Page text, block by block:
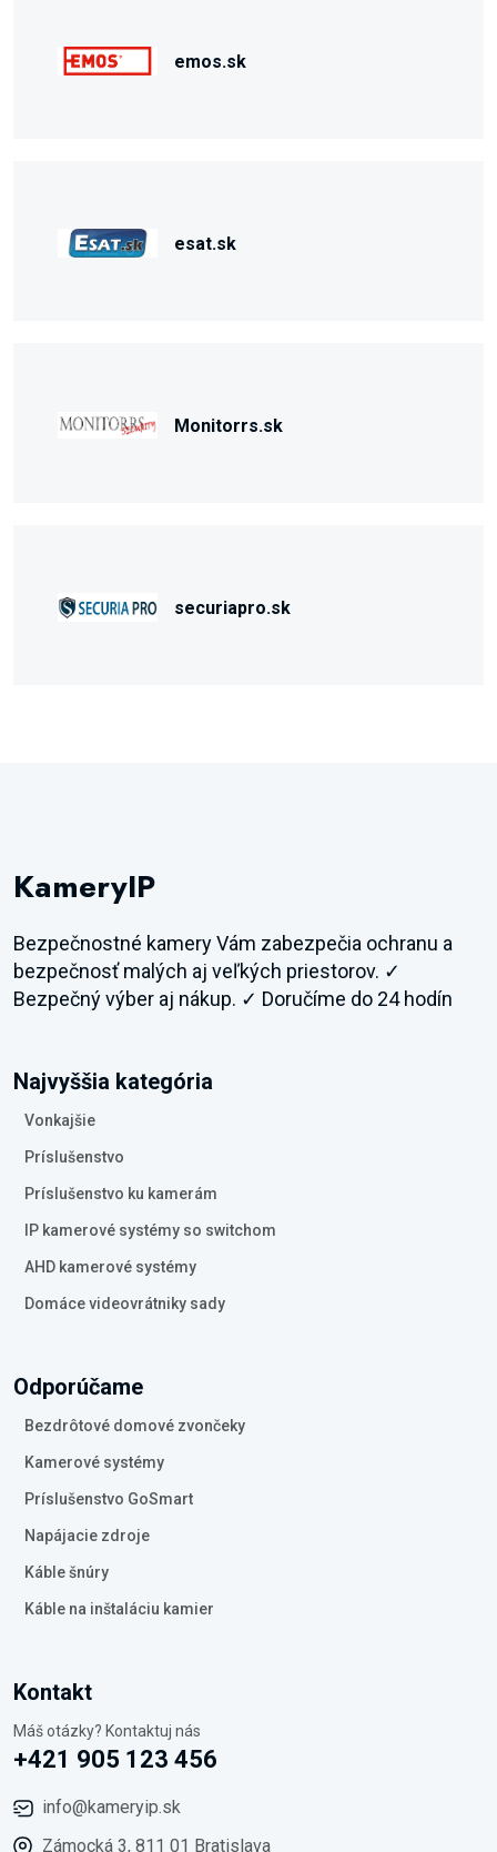
emos.sk
esat.sk
Monitorrs.sk
securiapro.sk
KameryIP
Bezpečnostné kamery Vám zabezpečia ochranu a
bezpečnosť malých aj veľkých priestorov. ✓
Bezpečný výber aj nákup. ✓ Doručíme do 24 hodín
Najvyššia kategória
Vonkajšie
Príslušenstvo
Príslušenstvo ku kamerám
IP kamerové systémy so switchom
AHD kamerové systémy
Domáce videovrátniky sady
Odporúčame
Bezdrôtové domové zvončeky
Kamerové systémy
Príslušenstvo GoSmart
Napájacie zdroje
Káble šnúry
Káble na inštaláciu kamier
Kontakt
Máš otázky? Kontaktuj nás
+421 905 123 456
info@kameryip.sk
Zámocká 3, 811 01 Bratislava